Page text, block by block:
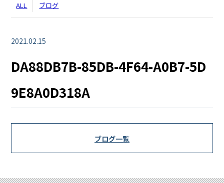
ALL ブログ
2021.02.15
DA88DB7B-85DB-4F64-A0B7-5D
9E8A0D318A
ブログ一覧